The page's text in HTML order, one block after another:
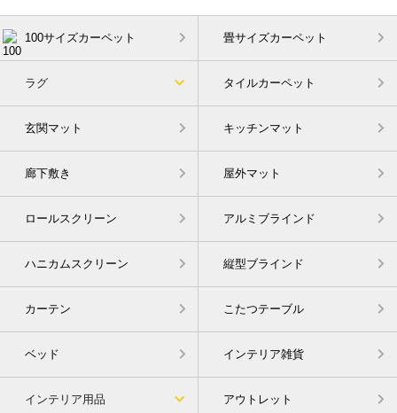
100サイズカーペット 畳サイズカーペット
ラグ タイルカーペット
玄関マット キッチンマット
廊下敷き 屋外マット
ロールスクリーン アルミブラインド
ハニカムスクリーン 縦型ブラインド
カーテン こたつテーブル
ベッド インテリア雑貨
インテリア用品 アウトレット